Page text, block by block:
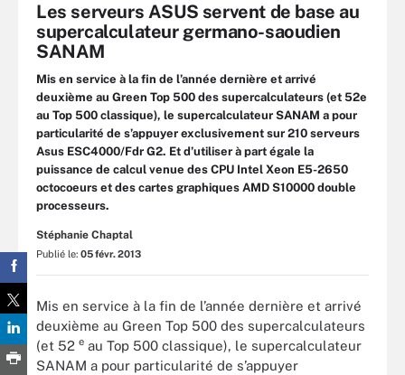
Les serveurs ASUS servent de base au
supercalculateur germano-saoudien
SANAM
Mis en service à la fin de l’année dernière et arrivé
deuxième au Green Top 500 des supercalculateurs (et 52e
au Top 500 classique), le supercalculateur SANAM a pour
particularité de s’appuyer exclusivement sur 210 serveurs
Asus ESC4000/Fdr G2. Et d’utiliser à part égale la
puissance de calcul venue des CPU Intel Xeon E5-2650
octocoeurs et des cartes graphiques AMD S10000 double
processeurs.
Stéphanie Chaptal
Publié le: 05 févr. 2013
Mis en service à la fin de l’année dernière et arrivé
deuxième au Green Top 500 des supercalculateurs
(et 52 e au Top 500 classique), le supercalculateur
SANAM a pour particularité de s’appuyer